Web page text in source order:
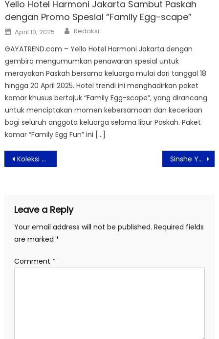
Yello Hotel Harmoni Jakarta Sambut Paskah
dengan Promo Spesial “Family Egg-scape”
Posted
on
April 10, 2025 Author
Redaksi
GAYATREND.com – Yello Hotel Harmoni Jakarta dengan
gembira mengumumkan penawaran spesial untuk
merayakan Paskah bersama keluarga mulai dari tanggal 18
hingga 20 April 2025. Hotel trendi ini menghadirkan paket
kamar khusus bertajuk “Family Egg-scape”, yang dirancang
untuk menciptakan momen kebersamaan dan keceriaan
bagi seluruh anggota keluarga selama libur Paskah. Paket
kamar “Family Egg Fun” ini […]
Post
navigation
Koleksi Terbaru ‘Love Poetry Luxury Collection’ Kolaborasi Frank & co. dan Monica Ivena Sinshe Yongky Sugiarto Raih Penghargaan di Indonesia Top Achievements Awards 2025
Leave a Reply
Your email address will not be published. Required fields
are marked *
Comment *